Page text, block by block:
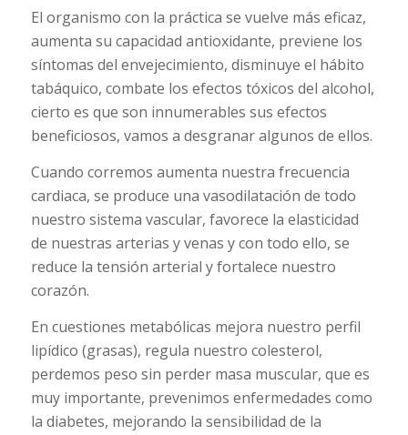
El organismo con la práctica se vuelve más eficaz,
aumenta su capacidad antioxidante, previene los
síntomas del envejecimiento, disminuye el hábito
tabáquico, combate los efectos tóxicos del alcohol,
cierto es que son innumerables sus efectos
beneficiosos, vamos a desgranar algunos de ellos.
Cuando corremos aumenta nuestra frecuencia
cardiaca, se produce una vasodilatación de todo
nuestro sistema vascular, favorece la elasticidad
de nuestras arterias y venas y con todo ello, se
reduce la tensión arterial y fortalece nuestro
corazón.
En cuestiones metabólicas mejora nuestro perfil
lipídico (grasas), regula nuestro colesterol,
perdemos peso sin perder masa muscular, que es
muy importante, prevenimos enfermedades como
la diabetes, mejorando la sensibilidad de la